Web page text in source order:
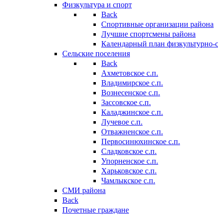
Физкультура и спорт
Back
Спортивные организации района
Лучшие спортсмены района
Календарный план
Сельские поселения
Back
Ахметовское с.п.
Владимирское с.п.
Вознесенское с.п.
Зассовское с.п.
Каладжинское с.п.
Лучевое с.п.
Отважненское с.п.
Первосинюхинское с.п.
Сладковское с.п.
Упорненское с.п.
Харьковское с.п.
Чамлыкское с.п.
СМИ района
Back
Почетные граждане